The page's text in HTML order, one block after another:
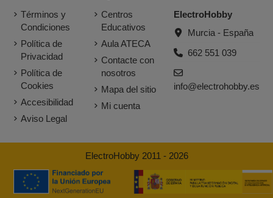
Términos y
Condiciones
Política de
Privacidad
Política de
Cookies
Accesibilidad
Aviso Legal
Centros
Educativos
Aula ATECA
Contacte con
nosotros
Mapa del sitio
Mi cuenta
ElectroHobby
Murcia - España
662 551 039
info@electrohobby.es
ElectroHobby 2011 - 2026